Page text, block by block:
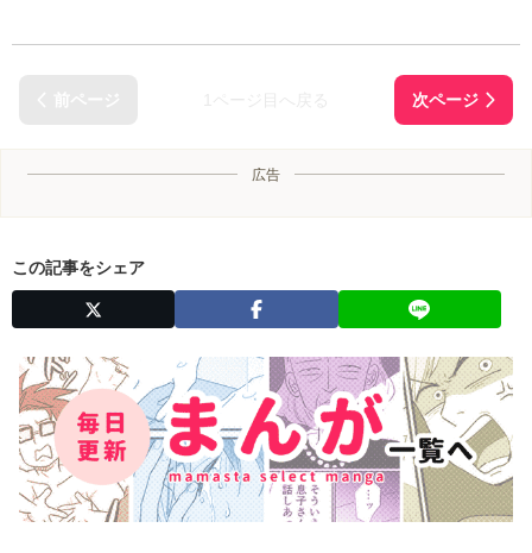
広告
この記事をシェア